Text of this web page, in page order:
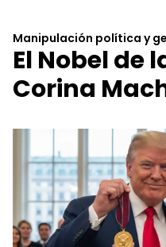
Manipulación política y
El Nobel de
Corina